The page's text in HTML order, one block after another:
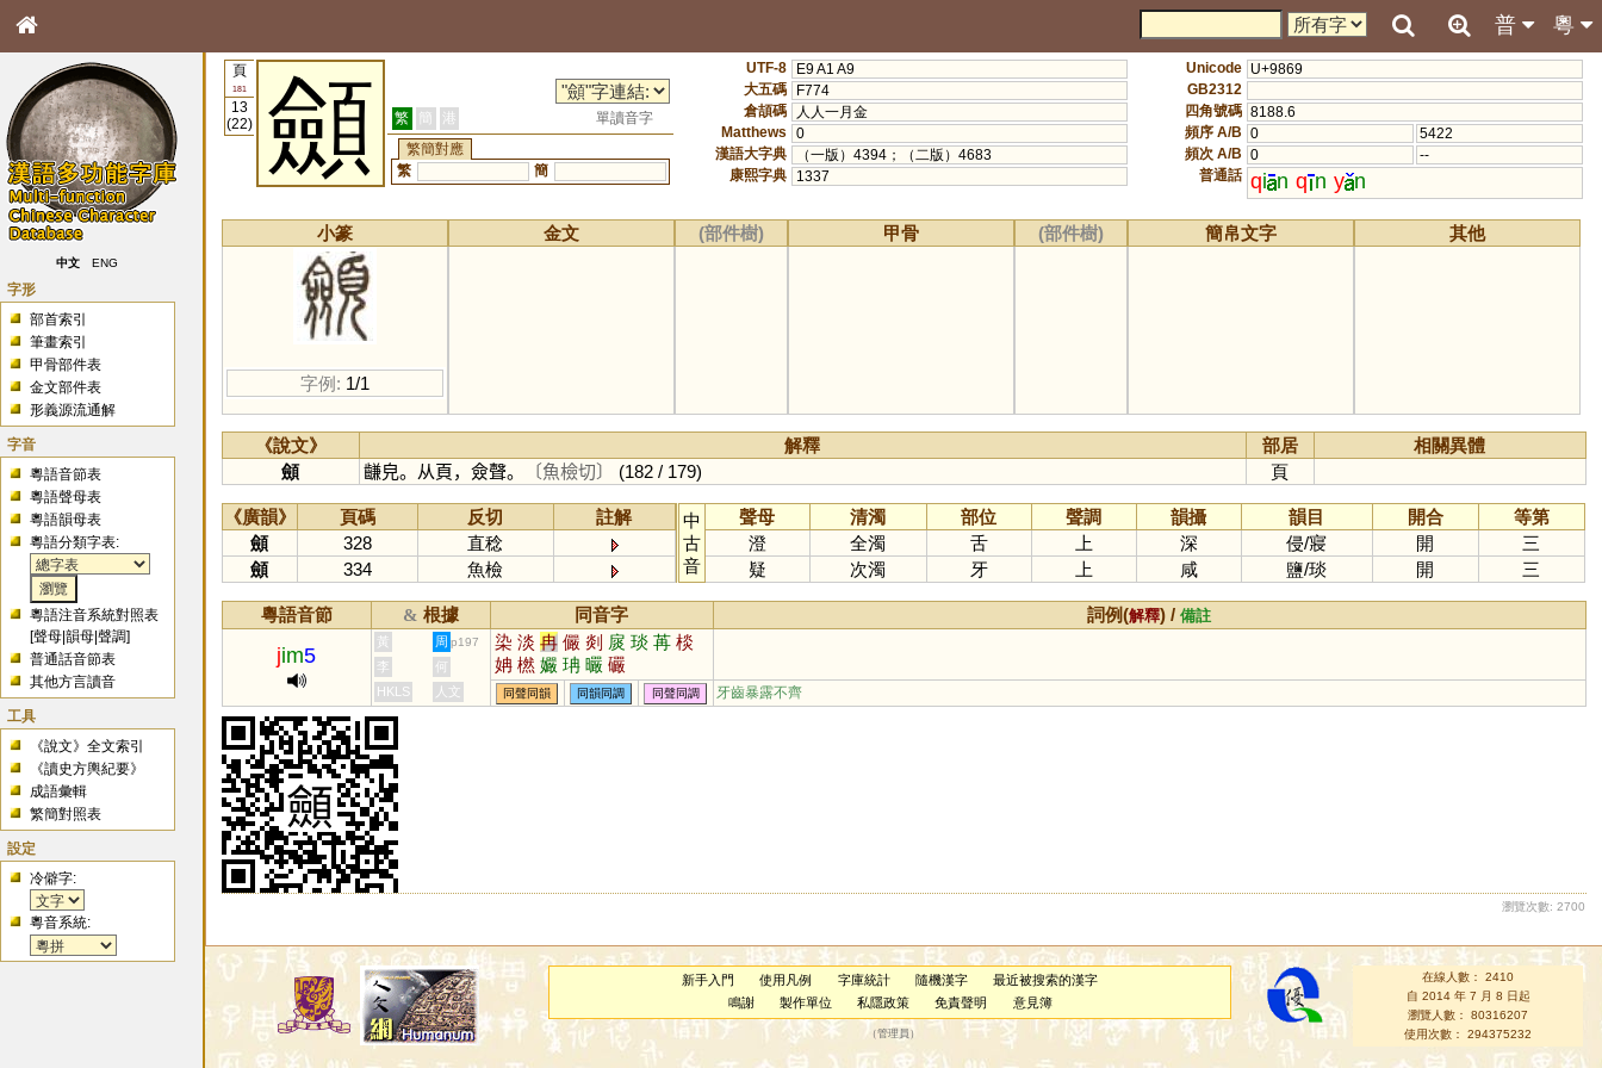
粵
普
中文 ENG
字形
部首索引
筆畫索引
甲骨部件表
金文部件表
形義源流通解
字音
粵語音節表
粵語聲母表
粵語韻母表
粵語分類字表:
粵語注音系統對照表
[聲母 |韻母 |聲調]
普通話音節表
其他方言讀音
工具
《說文》全文索引
《讀史方輿紀要》
成語彙輯
繁簡對照表
設定
冷僻字:
粵音系統:
頁
181
13
(22)
顩 繁 簡 港
單讀音字
繁簡對應
繁
簡
UTF-8
E9 A1 A9
大五碼
F774
倉頡碼
人人一月金
Matthews
0
漢語大字典
（一版）4394；（二版）4683
康熙字典
1337
Unicode U+9869
GB2312
四角號碼 8188.6
頻序 A/B 0
5422
頻次 A/B 0
--
普通話 qi n q n y n
小篆
字例: 1/1
金文 (部件樹) 甲骨 (部件樹) 簡帛文字 其他
《說文》 解釋 部居
相關異體
顩
𪙊皃。从頁，僉聲。 〔魚檢切〕 (182 / 179) 頁
《廣韻》 頁碼 反切
註解
顩
328
直稔
顩
334 魚檢
中
古
音
聲母 清濁 部位 聲調 韻攝 韻目 開合
等第
澄
全濁 舌 上 深 侵/寢 開
三
疑
次濁 牙 上 咸 鹽/琰 開 三
粵語音節 & 根據 同音字 詞例(解釋) /備註
jim5
黃 周 p197 染 淡 冉 儼 剡 扊 琰 苒 棪
姌 橪 孍 珃 曮 礹
李
何
HKLS
人文 同聲同韻 同韻同調 同聲同調 牙齒暴露不齊
瀏覽次數: 2700
新手入門 使用凡例 字庫統計 隨機漢字
最近被搜索的漢字
鳴謝
製作單位 私隱政策 免責聲明 意見簿
（管理員 ）
在線人數： 2410
自 2014 年 7 月 8 日起
瀏覽人數： 80316207
使用次數： 294375232